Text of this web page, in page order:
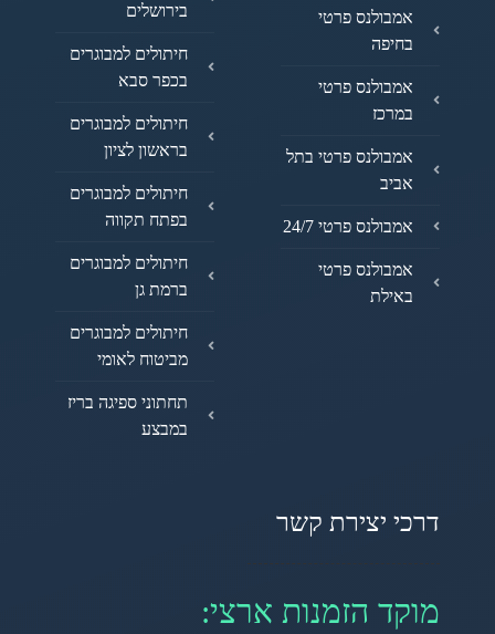
אמבולנס פרטי
בחיפה
אמבולנס פרטי
במרכז
אמבולנס פרטי בתל
אביב
אמבולנס פרטי 24/7
אמבולנס פרטי
באילת
בירושלים
חיתולים למבוגרים
בכפר סבא
חיתולים למבוגרים
בראשון לציון
חיתולים למבוגרים
בפתח תקווה
חיתולים למבוגרים
ברמת גן
חיתולים למבוגרים
מביטוח לאומי
תחתוני ספיגה בריז
במבצע
דרכי יצירת קשר
מוקד הזמנות ארצי: